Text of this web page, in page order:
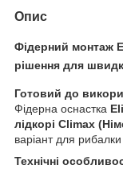
Опис
Фідерний монтаж
рішення для
Готовий до
Фідерна оснастка
лідкорі Climax
варіант для
Технічні